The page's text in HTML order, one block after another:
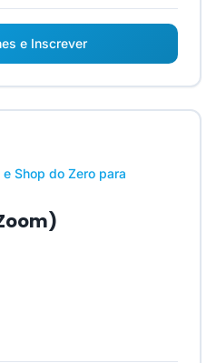
e Inscrever
Shop do Zero para